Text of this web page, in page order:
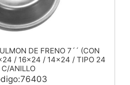
DE FRENO 7´´ (CON
/ 16×24 / 14×24 / TIPO 24
C/ANILLO